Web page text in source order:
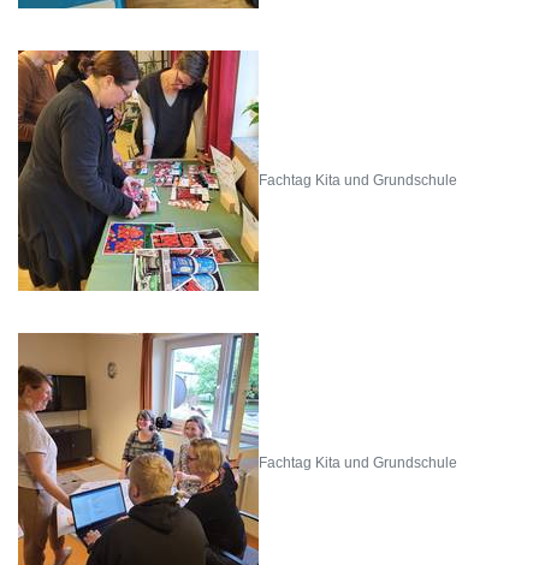
Fachtag Kita und Grundschule
Fachtag Kita und Grundschule